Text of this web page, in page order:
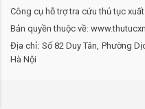
Công cụ hỗ trợ tra cứu thủ tục
Bản quyền thuộc về:
Địa chỉ: Số 82 Duy Tân, Phường
Hà Nội